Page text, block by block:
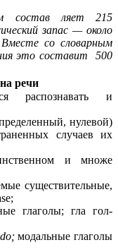
состав ляет 215
запас — около
со словарным
это составит 500
речи
распознавать и
нулевой)
случаев их
и множе
существительные,
глаголы; гла гол-
модальные глаголы